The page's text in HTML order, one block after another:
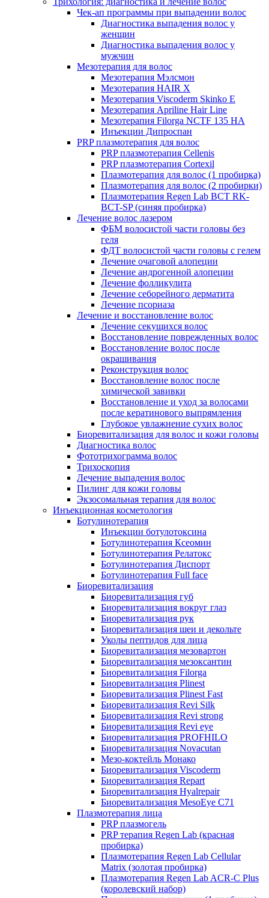
Чек-ап программы при выпадении волос
Диагностика выпадения волос у
женщин
Диагностика выпадения волос у
мужчин
Мезотерапия для волос
Мезотерапия Мэлсмон
Мезотерапия HAIR X
Мезотерапия Viscoderm Skinko E
Мезотерапия Apriline Hair Line
Мезотерапия Filorga NCTF 135 HA
Инъекции Дипроспан
PRP плазмотерапия для волос
PRP плазмотерапия Cellenis
PRP плазмотерапия Cortexil
Плазмотерапия для волос (1 пробирка)
Плазмотерапия для волос (2 пробирки)
Плазмотерапия Regen Lab BCT RK-
BCT-SP (синяя пробирка)
Лечение волос лазером
ФБМ волосистой части головы без
геля
ФДТ волосистой части головы с гелем
Лечение очаговой алопеции
Лечение андрогенной алопеции
Лечение фолликулита
Лечение себорейного дерматита
Лечение псориаза
Лечение и восстановление волос
Лечение секущихся волос
Восстановление поврежденных волос
Восстановление волос после
окрашивания
Реконструкция волос
Восстановление волос после
химической завивки
Восстановление и уход за волосами
после кератинового выпрямления
Глубокое увлажнение сухих волос
Биоревитализация для волос и кожи головы
Диагностика волос
Фототрихограмма волос
Трихоскопия
Лечение выпадения волос
Пилинг для кожи головы
Экзосомальная терапия для волос
Инъекционная косметология
Ботулинотерапия
Инъекции ботулотоксина
Ботулинотерапия Ксеомин
Ботулинотерапия Релатокс
Ботулинотерапия Диспорт
Ботулинотерапия Full face
Биоревитализация
Биоревитализация губ
Биоревитализация вокруг глаз
Биоревитализация рук
Биоревитализация шеи и декольте
Уколы пептидов для лица
Биоревитализация мезовартон
Биоревитализация мезоксантин
Биоревитализация Filorga
Биоревитализация Plinest
Биоревитализация Plinest Fast
Биоревитализация Revi Silk
Биоревитализация Revi strong
Биоревитализация Revi eye
Биоревитализация PROFHILO
Биоревитализация Novacutan
Мезо-коктейль Монако
Биоревитализация Viscoderm
Биоревитализация Repart
Биоревитализация Hyalrepair
Биоревитализация MesoEye C71
Плазмотерапия лица
PRP плазмогель
PRP терапия Regen Lab (красная
пробирка)
Плазмотерапия Regen Lab Cellular
Matrix (золотая пробирка)
Плазмотерапия Regen Lab ACR-C Plus
(королевский набор)